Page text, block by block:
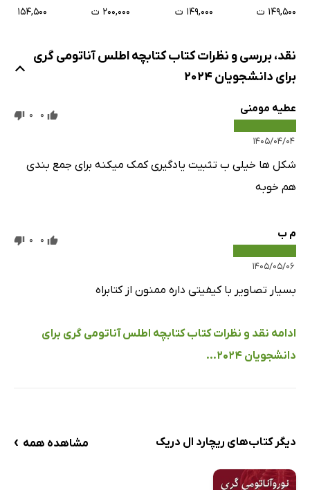
۱۴۹,۵۰۰ ت
۱۴۹,۰۰۰ ت
۲۰۰,۰۰۰ ت
۱۵۴,۵۰۰ ت
نقد، بررسی و نظرات کتاب کتابچه اطلس آناتومی گری
برای دانشجویان 2024
عطیه مومنی
۱۴۰۵/۰۴/۰۴
0
0
شکل ها خیلی ب تثبیت یادگیری کمک میکنه برای جمع بندی
هم خوبه
م ب
۱۴۰۵/۰۵/۰۶
0
0
بسیار تصاویر با کیفیتی داره ممنون از کتابراه
ادامه نقد و نظرات کتاب کتابچه اطلس آناتومی گری برای
دانشجویان 2024...
دیگر کتاب‌های ریچارد ال دریک مشاهده همه ›